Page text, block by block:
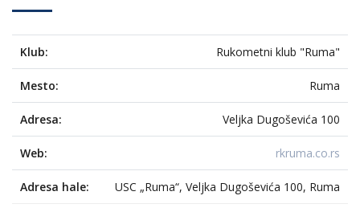
Klub: Rukometni klub "Ruma"
Mesto: Ruma
Adresa: Veljka Dugoševića 100
Web: rkruma.co.rs
Adresa hale: USC „Ruma“, Veljka Dugoševića 100, Ruma